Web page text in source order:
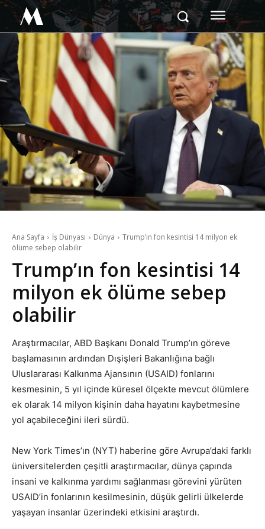
M
Ana Sayfa İş Dünyası Dünya
Trump’ın fon kesintisi 14 milyon ek
ölüme sebep olabilir
Trump’ın fon kesintisi 14
milyon ek ölüme sebep
olabilir
Araştırmacılar, ABD Başkanı Donald Trump’ın göreve
başlamasının ardından Dışişleri Bakanlığına bağlı
Uluslararası Kalkınma Ajansının (USAID) fonlarını
kesmesinin, 5 yıl içinde küresel ölçekte mevcut ölümlere
ek olarak 14 milyon kişinin daha hayatını kaybetmesine
yol açabileceğini ileri sürdü.
New York Times’ın (NYT) haberine göre Avrupa’daki farklı
üniversitelerden çeşitli araştırmacılar, dünya çapında
insani ve kalkınma yardımı sağlanması görevini yürüten
USAID’in fonlarının kesilmesinin, düşük gelirli ülkelerde
yaşayan insanlar üzerindeki etkisini araştırdı.